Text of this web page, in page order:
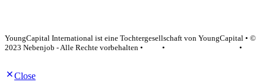
YoungCapital International ist eine Tochtergesellschaft von YoungCapital • ©
2023 Nebenjob - Alle Rechte vorbehalten •
•
•
Close